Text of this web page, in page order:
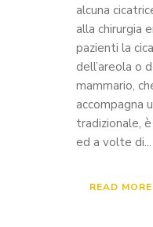
alcuna
alla chirurgia
pazienti la
dell’areola o
mammario,
accompagna
tradizionale,
ed a volte di...
READ MORE